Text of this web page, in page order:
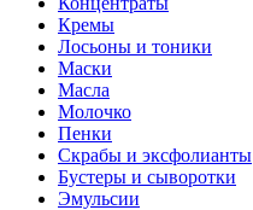
Кремы
Лосьоны и тоники
Маски
Масла
Молочко
Пенки
Скрабы и эксфолианты
Бустеры и сыворотки
Эмульсии